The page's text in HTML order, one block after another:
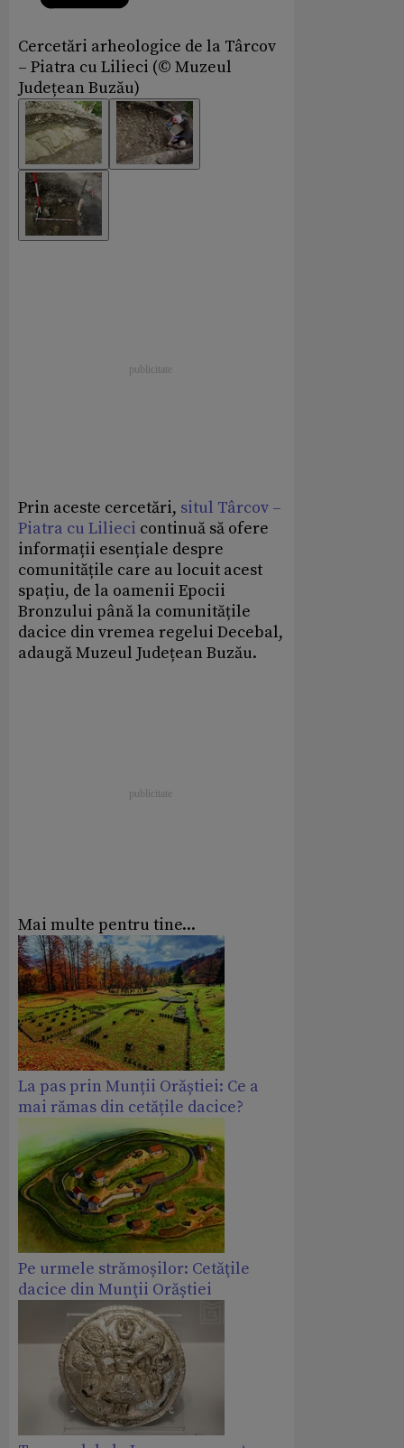
Cercetări arheologice de la Târcov
– Piatra cu Lilieci (© Muzeul
Județean Buzău)
Prin aceste cercetări, situl Târcov –
Piatra cu Lilieci continuă să ofere
informații esențiale despre
comunitățile care au locuit acest
spațiu, de la oamenii Epocii
Bronzului până la comunitățile
dacice din vremea regelui Decebal,
adaugă Muzeul Județean Buzău.
Mai multe pentru tine...
La pas prin Munții Orăștiei: Ce a
mai rămas din cetățile dacice?
Pe urmele strămoșilor: Cetăţile
dacice din Munţii Orăștiei